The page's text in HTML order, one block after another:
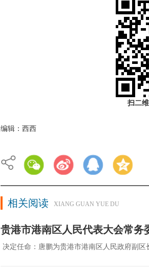
扫二
编辑：西西
相关阅读 XIANG GUAN YUE DU
贵港市港南区人民代表大会常务
决定任命：唐鹏为贵港市港南区人民政府副